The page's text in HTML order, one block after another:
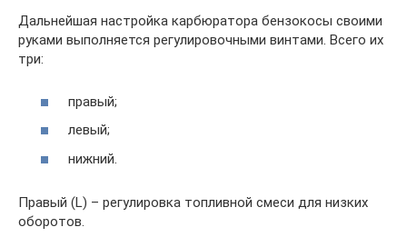
Дальнейшая настройка карбюратора бензокосы своими
руками выполняется регулировочными винтами. Всего их
три:
правый;
левый;
нижний.
Правый (L) – регулировка топливной смеси для низких
оборотов.